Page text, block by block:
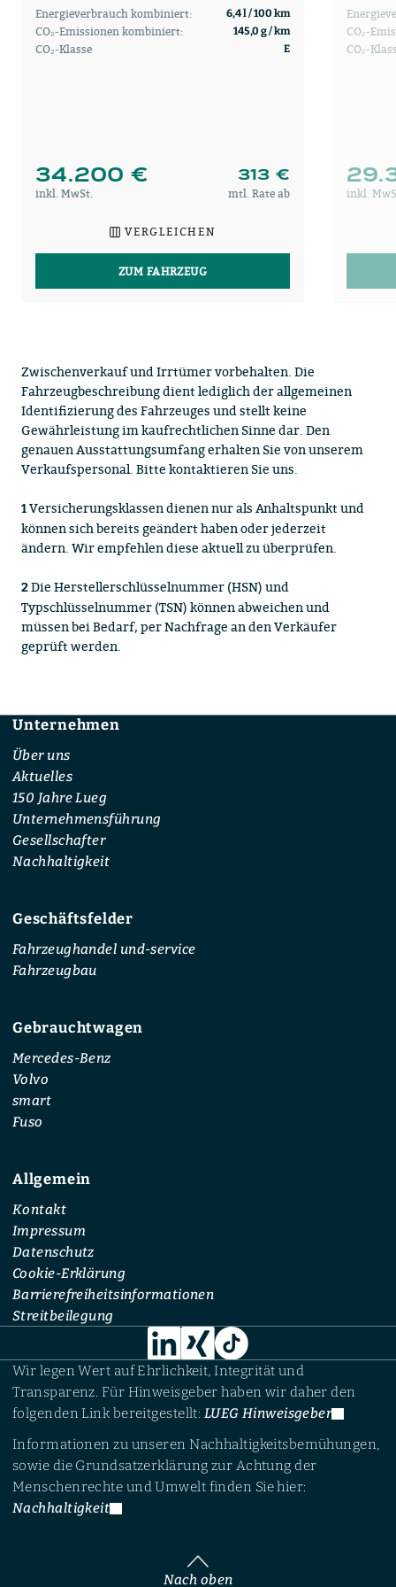
Energieverbrauch kombiniert: 6,4 l / 100 km
CO₂-Emissionen kombiniert: 145,0 g / km
CO₂-Klasse E
34.200 € 313 €
inkl. MwSt. mtl. Rate ab
VERGLEICHEN
ZUM FAHRZEUG
CO₂-
CO₂-
inkl.
Zwischenverkauf und Irrtümer vorbehalten. Die
Fahrzeugbeschreibung dient lediglich der allgemeinen
Identifizierung des Fahrzeuges und stellt keine
Gewährleistung im kaufrechtlichen Sinne dar. Den
genauen Ausstattungsumfang erhalten Sie von unserem
Verkaufspersonal. Bitte kontaktieren Sie uns.
1Versicherungsklassen dienen nur als Anhaltspunkt und
können sich bereits geändert haben oder jederzeit
ändern. Wir empfehlen diese aktuell zu überprüfen.
2Die Herstellerschlüsselnummer (HSN) und
Typschlüsselnummer (TSN) können abweichen und
müssen bei Bedarf, per Nachfrage an den Verkäufer
geprüft werden.
Footer
Unternehmen
Über uns
Aktuelles
150 Jahre Lueg
Unternehmensführung
Gesellschafter
Nachhaltigkeit
Geschäftsfelder
Fahrzeughandel und-service
Fahrzeugbau
Gebrauchtwagen
Mercedes-Benz
Volvo
smart
Fuso
Allgemein
Kontakt
Impressum
Datenschutz
Cookie-Erklärung
Barrierefreiheitsinformationen
Streitbeilegung
Wir legen Wert auf Ehrlichkeit, Integrität und
Transparenz. Für Hinweisgeber haben wir daher den
folgenden Link bereitgestellt: LUEG Hinweisgeber
Informationen zu unseren Nachhaltigkeitsbemühungen,
sowie die Grundsatzerklärung zur Achtung der
Menschenrechte und Umwelt finden Sie hier:
Nachhaltigkeit
Nach oben